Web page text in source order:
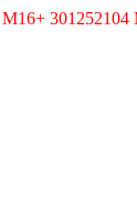
301252104